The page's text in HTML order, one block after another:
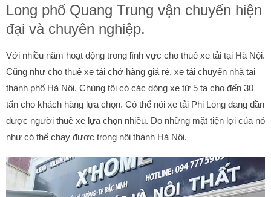
Long phố Quang Trung vận chuyển hiện
đại và chuyên nghiệp.
Với nhiều năm hoạt động trong lĩnh vực cho thuê xe tải tại Hà Nội.
Cũng như cho thuê xe tải chở hàng giá rẻ, xe tải chuyển nhà tại
thành phố Hà Nội. Chúng tôi có các dòng xe từ 5 tạ cho đến 30
tấn cho khách hàng lựa chọn. Có thể nói xe tải Phi Long đang dần
được người thuê xe lựa chọn nhiều. Do những mặt tiện lợi của nó
như có thể chạy được trong nội thành Hà Nội.